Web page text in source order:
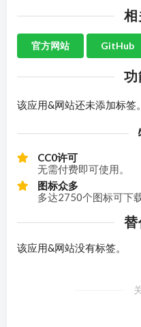
官方网站 GitHub
功
该应用&网站还未添加标签。
CC0许可
无需付费即可使用。
图标众多
多达2750个图标可下载
替
该应用&网站没有标签。